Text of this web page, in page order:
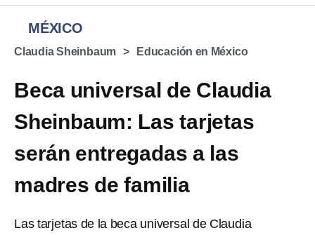
MÉXICO
Claudia Sheinbaum Educación en México
Beca universal de Claudia
Sheinbaum: Las tarjetas
serán entregadas a las
madres de familia
Las tarjetas de la beca universal de Claudia